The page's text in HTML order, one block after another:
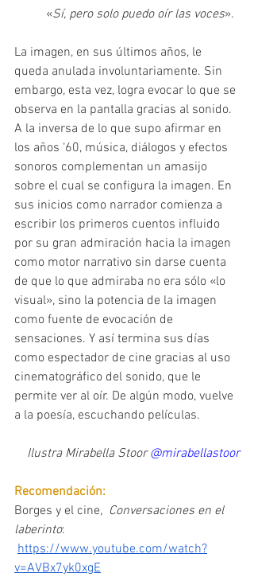
	«
Sí, pero solo puedo oír las voces».
La imagen, en sus últimos años, le
queda anulada involuntariamente. Sin
embargo, esta vez, logra evocar lo que se
observa en la pantalla gracias al sonido.
A la inversa de lo que supo afirmar en
los años ‘60, música, diálogos y efectos
sonoros complementan un amasijo
sobre el cual se configura la imagen. En
sus inicios como narrador comienza a
escribir los primeros cuentos influido
por su gran admiración hacia la imagen
como motor narrativo sin darse cuenta
de que lo que admiraba no era sólo «lo
visual», sino la potencia de la imagen
como fuente de evocación de
sensaciones. Y así termina sus días
como espectador de cine gracias al uso
cinematográfico del sonido, que le
permite ver al oír. De algún modo, vuelve
a la poesía, escuchando películas.
Ilustra Mirabella Stoor @mirabellastoor
Recomendación:
Borges y el cine, Conversaciones en el
laberinto:
https://www.youtube.com/watch?
v=AVBx7yk0xgE